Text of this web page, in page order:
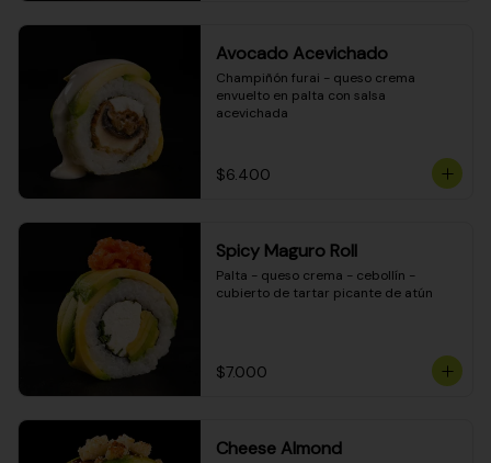
Avocado Acevichado
Champiñón furai - queso crema
envuelto en palta con salsa
acevichada
$6.400
Spicy Maguro Roll
Palta - queso crema - cebollín -
cubierto de tartar picante de atún
$7.000
Cheese Almond